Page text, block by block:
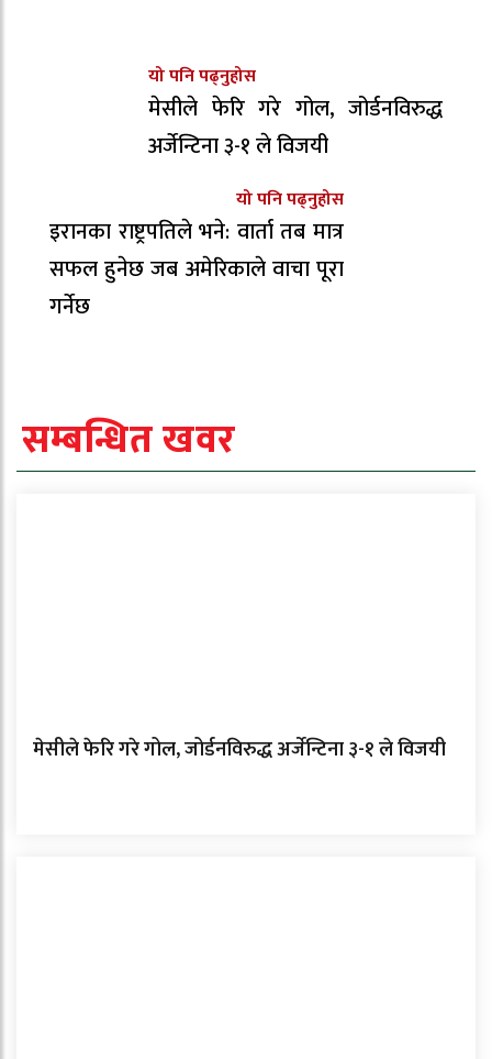
यो पनि पढ्नुहोस
मेसीले फेरि गरे गोल, जोर्डनविरुद्ध
अर्जेन्टिना ३-१ ले विजयी
यो पनि पढ्नुहोस
इरानका राष्ट्रपतिले भने: वार्ता तब मात्र
सफल हुनेछ जब अमेरिकाले वाचा पूरा
गर्नेछ
सम्बन्धित खवर
मेसीले फेरि गरे गोल, जोर्डनविरुद्ध अर्जेन्टिना ३-१ ले विजयी